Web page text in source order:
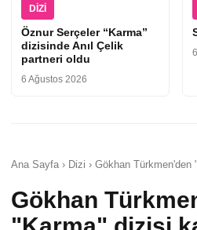
DIZI
Öznur Serçeler “Karma”
dizisinde Anıl Çelik
partneri oldu
6 Ağustos 2026
Ana Sayfa › Dizi › Gökhan
Gökhan